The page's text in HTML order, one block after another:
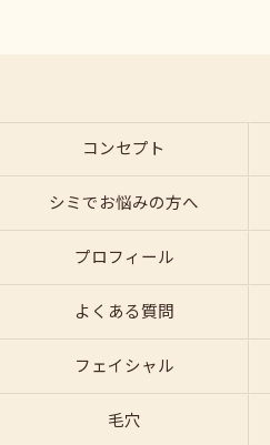
コンセプト
シミでお悩みの方へ
プロフィール
よくある質問
フェイシャル
毛穴